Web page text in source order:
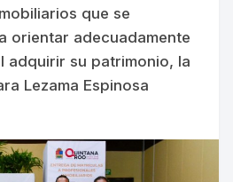
que se
orientar adecuadamente
adquirir su patrimonio, la
Lezama Espinosa